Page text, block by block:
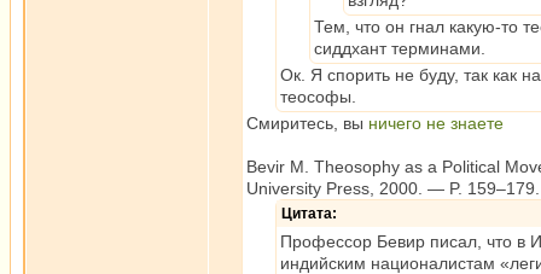
Тем, что он гнал какую-то
сиддхант терминами.
Ок. Я спорить не буду, так как
теософы.
Смиритесь, вы ничего не знаете
Bevir M. Theosophy as a Political
University Press, 2000. — P.
Цитата:
Профессор Бевир писал, что в
индийским националистам